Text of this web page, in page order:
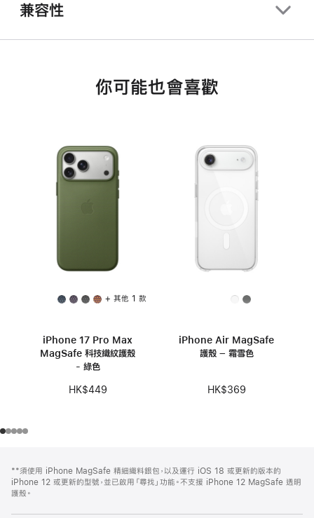
兼容性
你可能也會喜歡
+ 其他 1 款
iPhone 17 Pro Max
MagSafe 科技織紋護殼
- 綠色
HK$449
iPhone Air MagSafe
護殼 – 霜雪色
HK$369
腳
腳
**須使用 iPhone MagSafe 精細織料銀包，以及運行 iOS 18 或更新的版本的
iPhone 12 或更新的型號，並已啟用「尋找」功能。不支援 iPhone 12 MagSafe 透明
護殼。